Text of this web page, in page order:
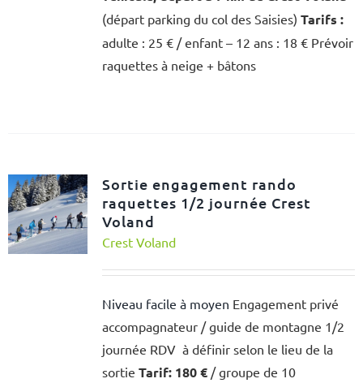
(départ parking du col des Saisies) Tarifs :
adulte : 25 € / enfant – 12 ans : 18 € Prévoir
raquettes à neige + bâtons
Sortie engagement rando
raquettes 1/2 journée Crest
Voland
Crest Voland
Niveau facile à moyen Engagement privé
accompagnateur / guide de montagne 1/2
journée RDV à définir selon le lieu de la
sortie Tarif: 180 €/ groupe de 10